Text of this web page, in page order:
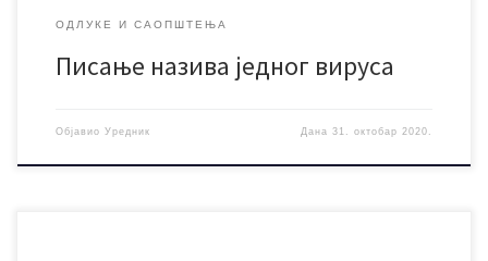
ОДЛУКЕ И САОПШТЕЊА
Писање назива једног вируса
Објавио Уредник Дана31. октобар 2020.